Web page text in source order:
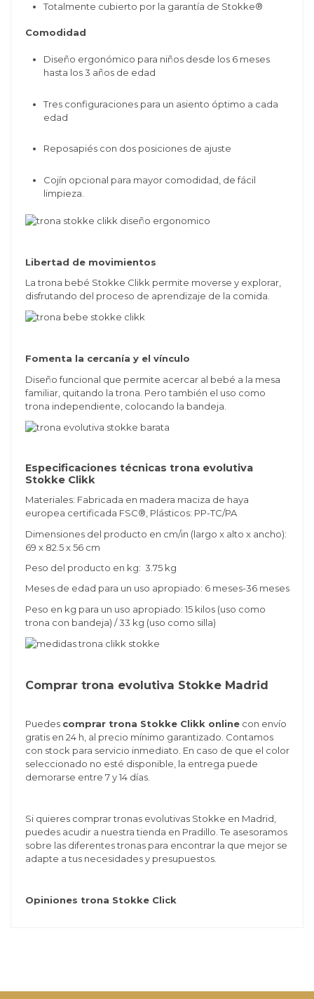
Totalmente cubierto por la garantía de Stokke®
Comodidad
Diseño ergonómico para niños desde los 6 meses
hasta los 3 años de edad
Tres configuraciones para un asiento óptimo a cada
edad
Reposapiés con dos posiciones de ajuste
Cojín opcional para mayor comodidad, de fácil
limpieza.
Libertad de movimientos
La trona bebé Stokke Clikk permite moverse y explorar,
disfrutando del proceso de aprendizaje de la comida.
Fomenta la cercanía y el vínculo
Diseño funcional que permite acercar al bebé a la mesa
familiar, quitando la trona. Pero también el uso como
trona independiente, colocando la bandeja.
Especificaciones técnicas trona evolutiva
Stokke Clikk
Materiales: Fabricada en madera maciza de haya
europea certificada FSC®, Plásticos: PP-TC/PA
Dimensiones del producto en cm/in (largo x alto x ancho):
69 x 82.5 x 56 cm
Peso del producto en kg: 3.75 kg
Meses de edad para un uso apropiado: 6 meses-36 meses
Peso en kg para un uso apropiado: 15 kilos (uso como
trona con bandeja) / 33 kg (uso como silla)
Comprar trona evolutiva Stokke Madrid
Puedes comprar trona Stokke Clikk onlinecon envío
gratis en 24 h, al precio mínimo garantizado. Contamos
con stock para servicio inmediato. En caso de que el color
seleccionado no esté disponible, la entrega puede
demorarse entre 7 y 14 días.
Si quieres comprar tronas evolutivas Stokke en Madrid,
puedes acudir a nuestra tienda en Pradillo. Te asesoramos
sobre las diferentes tronas para encontrar la que mejor se
adapte a tus necesidades y presupuestos.
Opiniones trona Stokke Click